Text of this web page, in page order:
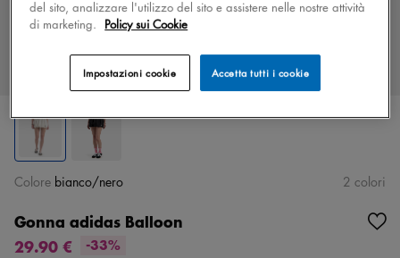
Gonna adidas Balloon
29.90 €
-33%
Colore bianco/nero 2 colori
del sito, analizzare l'utilizzo del sito e assistere nelle nostre attività
di marketing. Policy sui Cookie
Accetta tutti i cookie
Impostazioni cookie